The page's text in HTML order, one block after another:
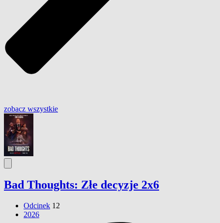
zobacz wszystkie
Bad Thoughts: Złe decyzje 2x6
Odcinek 12
2026